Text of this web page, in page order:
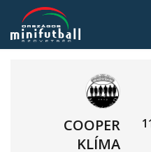
COOPER
KLÍMA